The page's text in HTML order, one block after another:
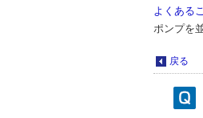
よくある
ポンプを
戻る